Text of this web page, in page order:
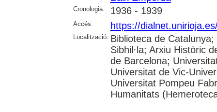
Cronologia: 1936 - 1939
Accés: https://
Localització: Biblioteca de
Sibhil·la; Arxiu Històric
de Barcelona;
Universitat de Vic-
Universitat Pompeu
Humanitats